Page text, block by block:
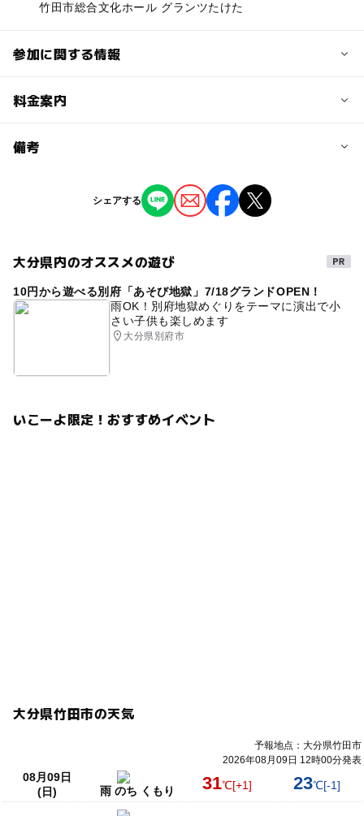
竹田市総合文化ホール グランツたけた
参加に関する情報
予約/応募
料金案内
料金について
備考
※掲載の情報は天候や主催者側の都合などにより変更にな
ることがあります。
シェアする
大分県内のオススメの遊び
10円から遊べる別府「あそび地獄」7/18グランドOPEN！
雨OK！別府地獄めぐりをテーマに演出で小
さい子供も楽しめます
大分県別府市
いこーよ限定！おすすめイベント
大分県竹田市の天気
予報地点：大分県竹田市
2026年08月09日 12時00分発表
08月09日
(日)
雨 のち くもり 31℃[+1] 23℃[-1]